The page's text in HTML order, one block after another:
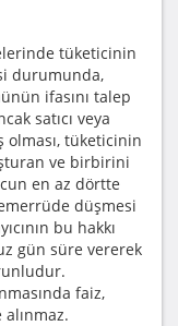
tüketicinin
durumunda,
ifasını talep
satıcı veya
olması, tüketicinin
ve birbirini
en az dörtte
düşmesi
bu hakkı
gün süre vererek
faiz,